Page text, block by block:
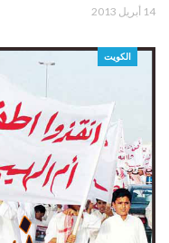
14 أبريل 2013
الكويت